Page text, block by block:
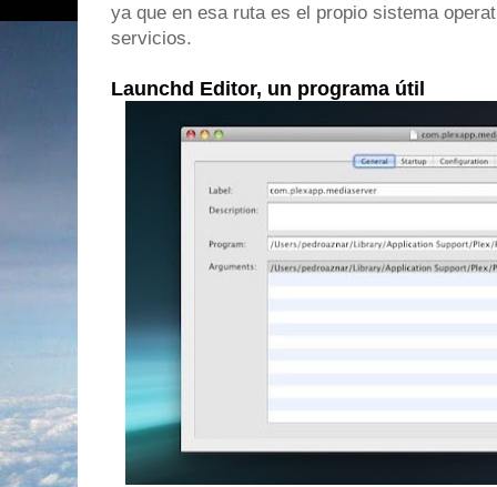
ya que en esa ruta es el propio sistema
servicios.
Launchd Editor, un programa útil